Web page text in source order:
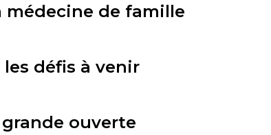
médecine de famille
défis à venir
ouverte